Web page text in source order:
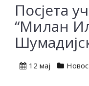
Посјета
“Милан
12 мај